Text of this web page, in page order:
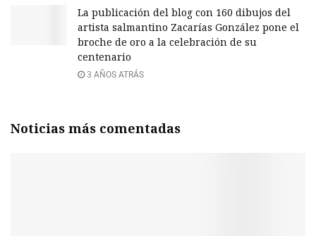
La publicación del blog con 160 dibujos del
artista salmantino Zacarías González pone el
broche de oro a la celebración de su
centenario
3 AÑOS ATRÁS
Noticias más comentadas